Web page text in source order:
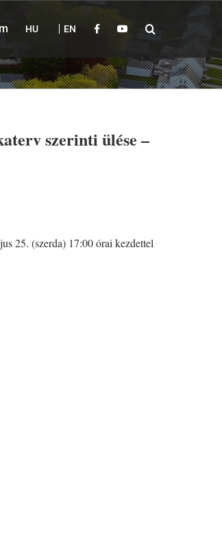
HU EN
szerinti ülése –
25. (szerda) 17:00 órai kezdettel